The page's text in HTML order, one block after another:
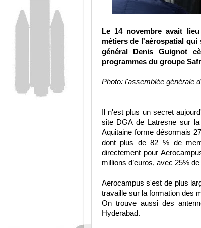
Le 14 novembre avait
métiers de l'aérospatial qui
général Denis Guignot
programmes du groupe
Photo: l'assemblée générale
Il n'est plus un secret
site DGA de Latresne sur
Aquitaine forme désormais
dont plus de 82 % de
directement pour
millions d’euros, avec 25%
Aerocampus s'est de plus
travaille sur la formation des
On trouve aussi des
Hyderabad.